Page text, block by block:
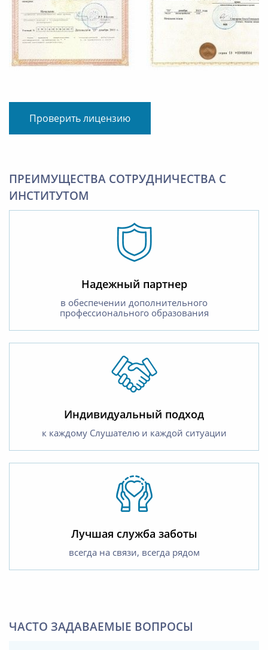
Проверить лицензию
ПРЕИМУЩЕСТВА СОТРУДНИЧЕСТВА С
ИНСТИТУТОМ
Надежный партнер
в обеспечении дополнительного
профессионального образования
Индивидуальный подход
к каждому Слушателю и каждой ситуации
Лучшая служба заботы
всегда на связи, всегда рядом
ЧАСТО ЗАДАВАЕМЫЕ ВОПРОСЫ